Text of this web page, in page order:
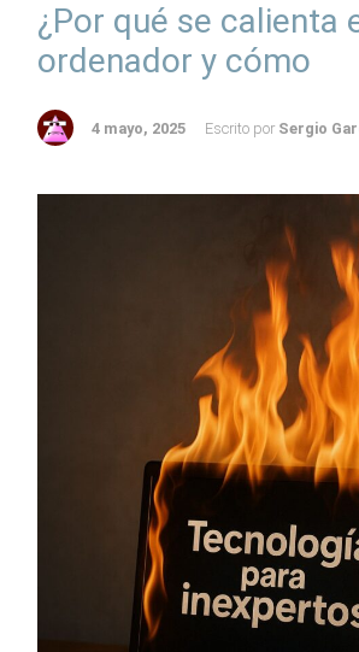
¿Por qué se calienta
ordenador y cómo
4 mayo, 2025 Escrito por Sergio